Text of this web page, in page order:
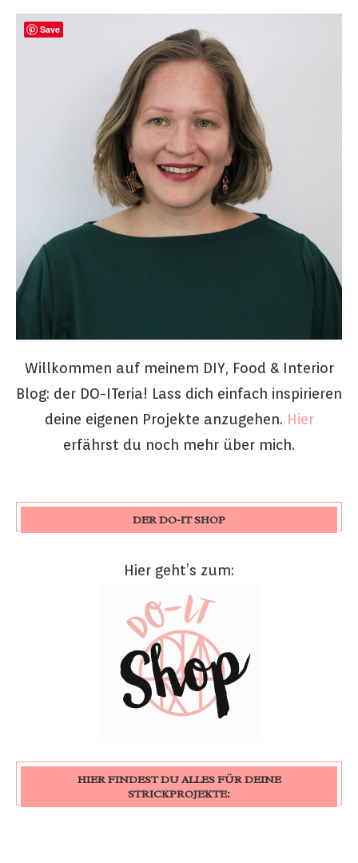
Willkommen auf meinem DIY, Food & Interior
Blog: der DO-ITeria! Lass dich einfach inspirieren
deine eigenen Projekte anzugehen. Hier
erfährst du noch mehr über mich.
DER DO-IT SHOP
Hier geht’s zum:
HIER FINDEST DU ALLES FÜR DEINE
STRICKPROJEKTE:
Save